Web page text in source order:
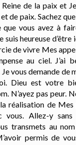
de la paix et
de paix. Sachez
que vous avez à
suis heureuse
de vivre Mes
au ciel. J’ai
vous demande de
Dieu est votre
N’ayez pas peur.
réalisation de Mes
vous. Allez-y
transmets au
permis de